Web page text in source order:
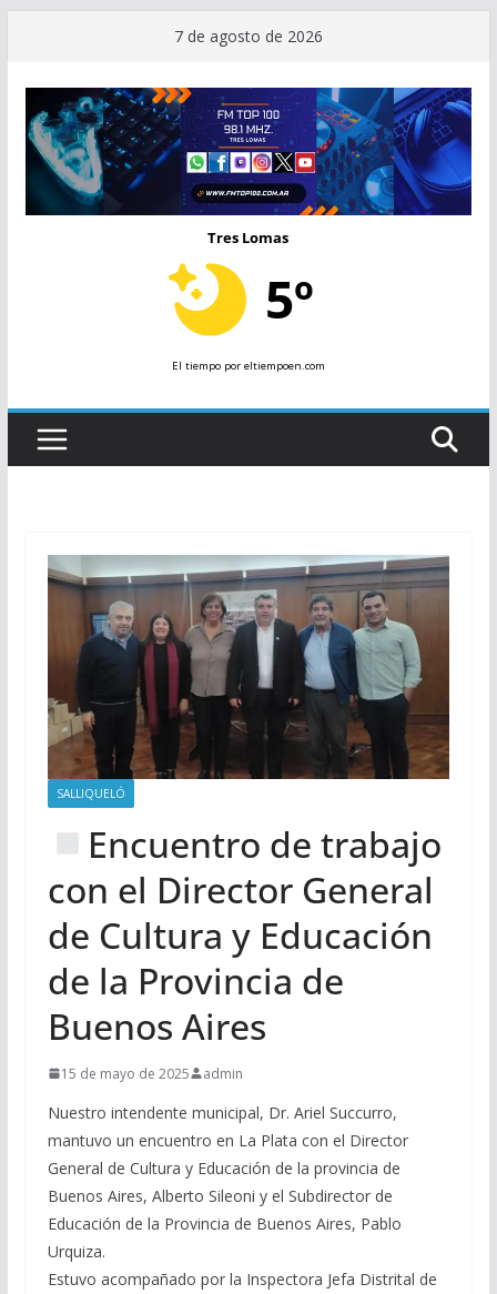
contenido
7 de agosto de 2026
Tres Lomas
5º
El tiempopor eltiempoen.com
SALLIQUELÓ
Encuentro de trabajo
con el Director General
de Cultura y Educación
de la Provincia de
Buenos Aires
15 de mayo de 2025 admin
Nuestro intendente municipal, Dr. Ariel Succurro,
mantuvo un encuentro en La Plata con el Director
General de Cultura y Educación de la provincia de
Buenos Aires, Alberto Sileoni y el Subdirector de
Educación de la Provincia de Buenos Aires, Pablo
Urquiza.
Estuvo acompañado por la Inspectora Jefa Distrital de